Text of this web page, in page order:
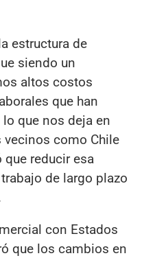
estructura de
siendo un
altos costos
que han
que nos deja en
vecinos como Chile
que reducir esa
de largo plazo
con Estados
que los cambios en